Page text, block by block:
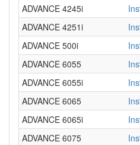
ADVANCE 4245i
ADVANCE 4251i
ADVANCE 500i
ADVANCE 6055
ADVANCE 6055i
ADVANCE 6065
ADVANCE 6065i
ADVANCE 6075